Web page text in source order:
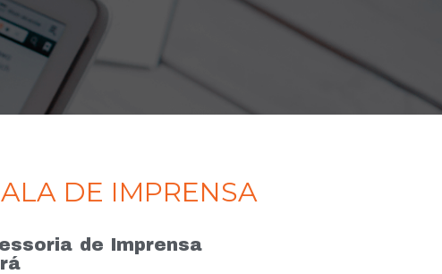
DE IMPRENSA
de Imprensa